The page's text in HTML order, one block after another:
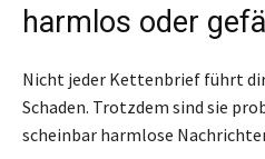
harmlos oder
Nicht jeder Kettenbrief führt
Schaden. Trotzdem sind sie
scheinbar harmlose